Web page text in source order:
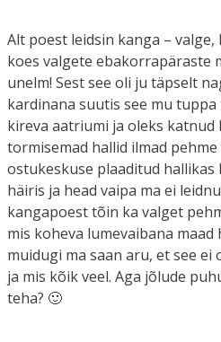
Alt poest leidsin kanga –
koes valgete ebakorrapäraste
unelm! Sest see oli ju täpselt
kardinana suutis see mu
kireva aatriumi ja oleks katnud
tormisemad hallid ilmad
ostukeskuse plaaditud
häiris ja head vaipa ma ei
kangapoest tõin ka valget
mis koheva lumevaibana maad
muidugi ma saan aru, et see
ja mis kõik veel. Aga jõlude
teha? 🙂